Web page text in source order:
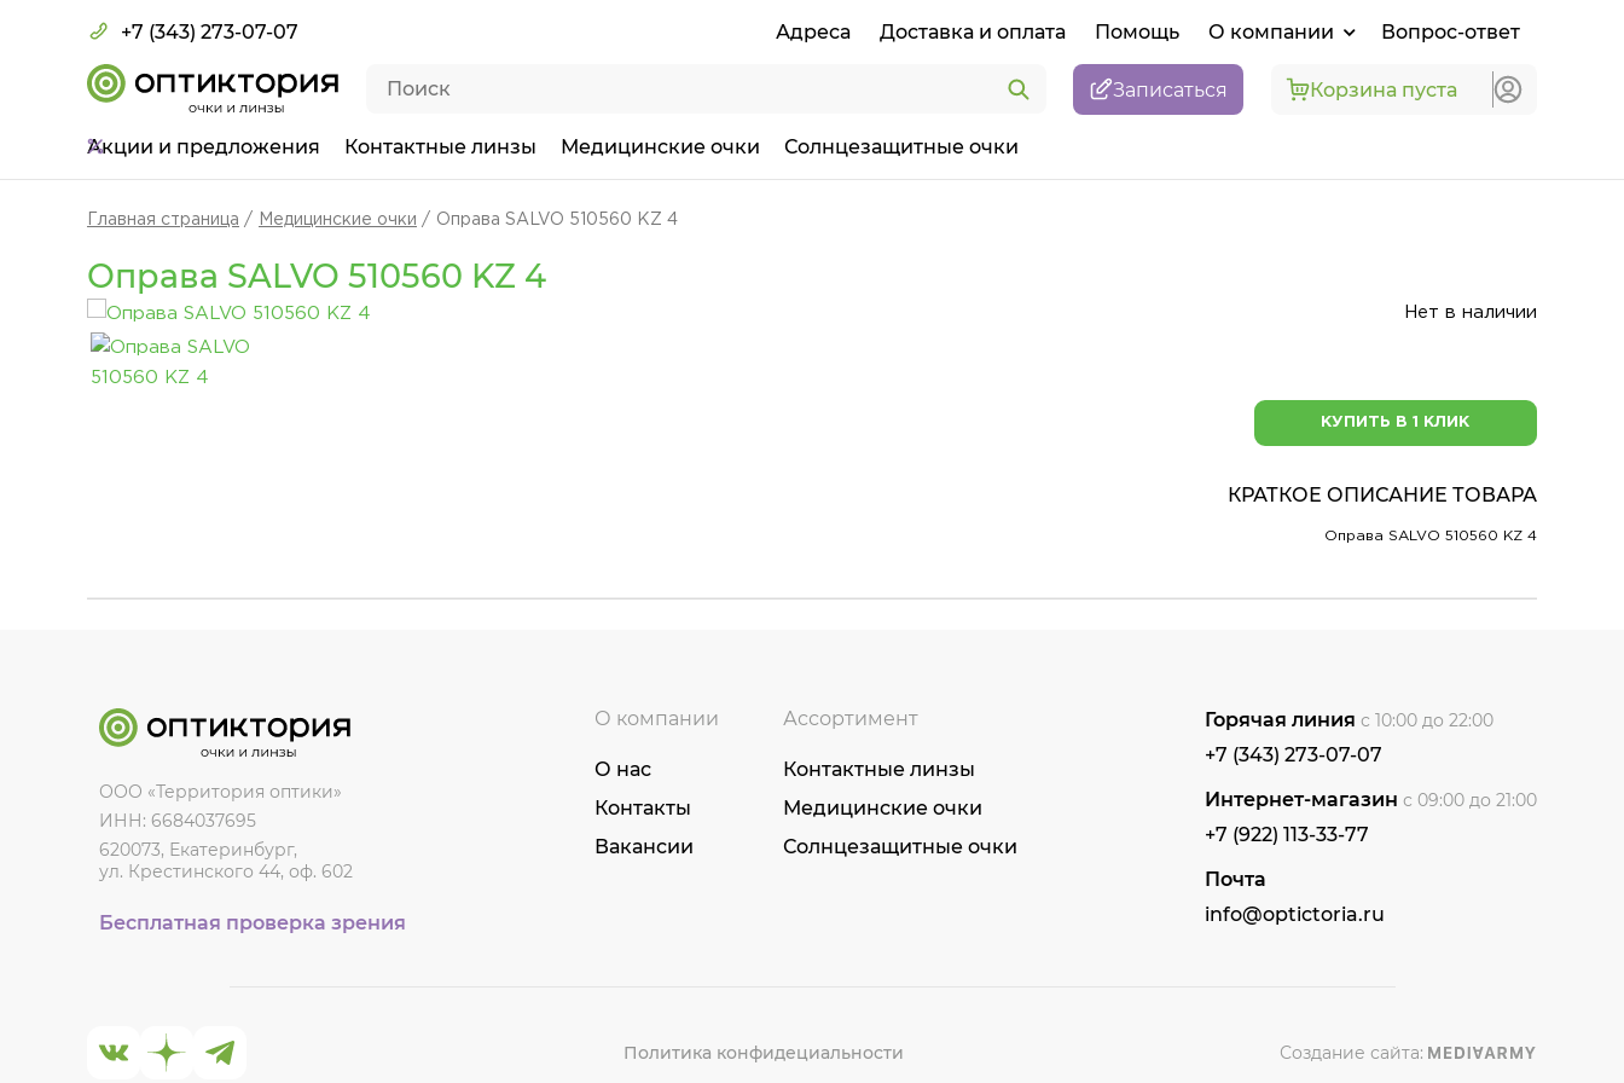
+7 (343) 273-07-07 Адреса Доставка и оплата Помощь О компании Вопрос-ответ
Записаться Корзина пуста
Акции и предложения Контактные линзы Медицинские очки Солнцезащитные очки
Главная страница Медицинские очки Оправа SALVO 510560 KZ 4
Оправа SALVO 510560 KZ 4
Нет в наличии
КУПИТЬ В 1 КЛИК
КРАТКОЕ ОПИСАНИЕ ТОВАРА
Оправа SALVO 510560 KZ 4
ООО «Территория оптики»
ИНН: 6684037695
620073, Екатеринбург,
ул. Крестинского 44, оф. 602
Бесплатная проверка зрения
О компании
О нас
Контакты
Вакансии
Ассортимент
Контактные линзы
Медицинские очки
Солнцезащитные очки
Горячая линия с 10:00 до 22:00
+7 (343) 273-07-07
Интернет-магазин с 09:00 до 21:00
+7 (922) 113-33-77
Почта
info@optictoria.ru
Политика конфидециальности Создание сайта: